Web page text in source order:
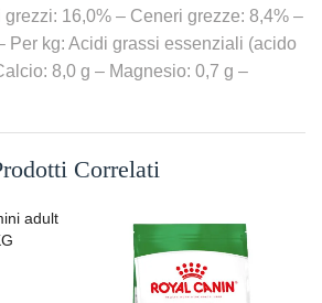
16,0% – Ceneri grezze: 8,4% –
Per kg: Acidi grassi essenziali (acido
8,0 g – Magnesio: 0,7 g –
Correlati